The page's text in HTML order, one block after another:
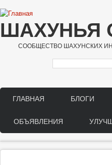
Перейти к основному содержанию
ШАХУНЬЯ
СООБЩЕСТВО ШАХУНСКИХ
Main menu
ГЛАВНАЯ БЛОГИ
ОБЪЯВЛЕНИЯ